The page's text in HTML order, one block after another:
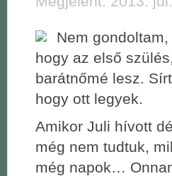
Nem
hogy az első
barátnőmé lesz.
hogy ott legyek.
Amikor Juli hívott
még nem tudtuk,
még napok…